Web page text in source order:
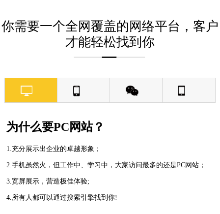
你需要一个全网覆盖的网络平台，客户
才能轻松找到你
为什么要PC网站？
1.充分展示出企业的卓越形象；
2.手机虽然火，但工作中、学习中，大家访问最多的还是PC网站；
3.宽屏展示，营造极佳体验;
4.所有人都可以通过搜索引擎找到你!